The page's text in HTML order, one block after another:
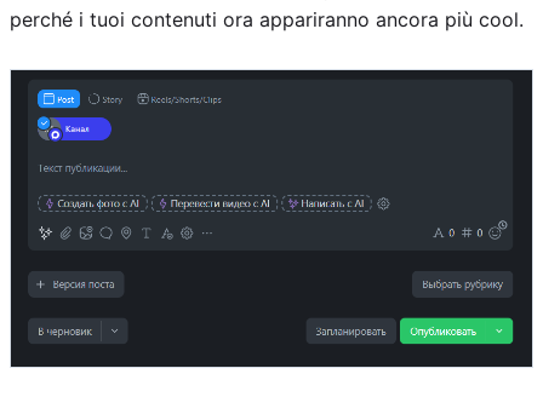
perché i tuoi contenuti ora appariranno ancora più cool.